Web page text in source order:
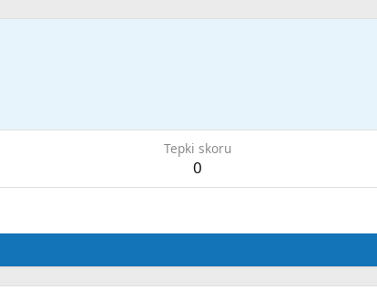
Tepki skoru
0